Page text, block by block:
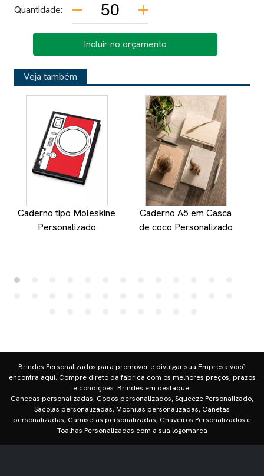
Quantidade:
Incluir no orçamento
Veja também
Caderno tipo Moleskine
Personalizado
Caderno A5 em Casca
de coco Personalizado
Brindes Personalizados para promover e divulgar sua Empresa você
encontra aqui. Compre direto da fábrica com os melhores preços, prazos
e condições. Brindes em destaque:
Canecas personalizadas, Copos personalizados, Squeeze Personalizado,
Sacolas personalizadas, Mochilas personalizadas, Canetas
personalizadas, Camisetas personalizadas, Chaveiros Personalizados e
Toalhas Personalizadas com a sua logomarca